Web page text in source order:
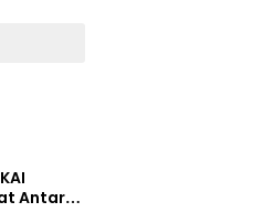
Antar